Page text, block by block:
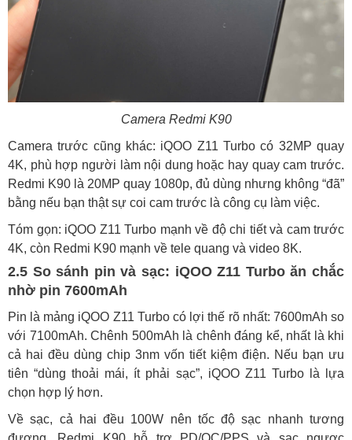
Camera Redmi K90
Camera trước cũng khác: iQOO Z11 Turbo có 32MP quay
4K, phù hợp người làm nội dung hoặc hay quay cam trước.
Redmi K90 là 20MP quay 1080p, đủ dùng nhưng không “đã”
bằng nếu bạn thật sự coi cam trước là công cụ làm việc.
Tóm gọn: iQOO Z11 Turbo mạnh về độ chi tiết và cam trước
4K, còn Redmi K90 mạnh về tele quang và video 8K.
2.5 So sánh pin và sạc: iQOO Z11 Turbo ăn chắc
nhờ pin 7600mAh
Pin là mảng iQOO Z11 Turbo có lợi thế rõ nhất: 7600mAh so
với 7100mAh. Chênh 500mAh là chênh đáng kể, nhất là khi
cả hai đều dùng chip 3nm vốn tiết kiệm điện. Nếu bạn ưu
tiên “dùng thoải mái, ít phải sạc”, iQOO Z11 Turbo là lựa
chọn hợp lý hơn.
Về sạc, cả hai đều 100W nên tốc độ sạc nhanh tương